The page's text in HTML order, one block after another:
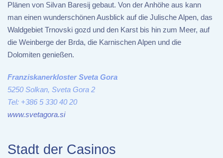
Plänen von Silvan Baresij gebaut. Von der Anhöhe aus kann
man einen wunderschönen Ausblick auf die Julische Alpen, das
Waldgebiet Trnovski gozd und den Karst bis hin zum Meer, auf
die Weinberge der Brda, die Karnischen Alpen und die
Dolomiten genießen.
Franziskanerkloster Sveta Gora
5250 Solkan, Sveta Gora 2
Tel: +386 5 330 40 20
www.svetagora.si
Stadt der Casinos